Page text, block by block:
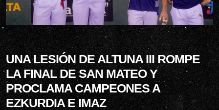
UNA LESIÓN DE ALTUNA III ROMPE
LA FINAL DE SAN MATEO Y
PROCLAMA CAMPEONES A
EZKURDIA E IMAZ